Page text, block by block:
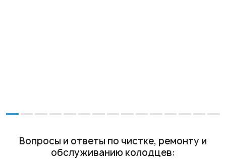
Вопросы и ответы по чистке, ремонту и
обслуживанию колодцев: